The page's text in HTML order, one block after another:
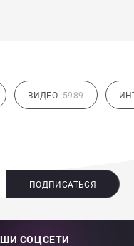
ВИДЕО 5989
ПОДПИСАТЬСЯ
СОЦСЕТИ